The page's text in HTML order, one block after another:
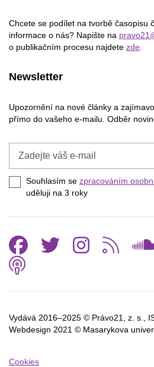
Chcete se podílet na tvorbě časopisu
informace o nás? Napište na
o publikačním procesu najdete zde
Newsletter
Upozornění na nové články a
přímo do vašeho e-mailu. Odběr
e-
mail
Souhlasím se zpracováním
uděluji na 3 roky
Vydává 2016–2025 © Právo21, z. s.,
Webdesign 2021 © Masarykova
Cookies
FacebookRSS
Podcast